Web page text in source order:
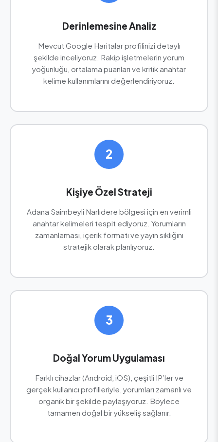
Derinlemesine Analiz
Mevcut Google Haritalar profilinizi detaylı
şekilde inceliyoruz. Rakip işletmelerin yorum
yoğunluğu, ortalama puanları ve kritik anahtar
kelime kullanımlarını değerlendiriyoruz.
2
Kişiye Özel Strateji
Adana Saimbeyli Narlıdere bölgesi için en verimli
anahtar kelimeleri tespit ediyoruz. Yorumların
zamanlaması, içerik formatı ve yayın sıklığını
stratejik olarak planlıyoruz.
3
Doğal Yorum Uygulaması
Farklı cihazlar (Android, iOS), çeşitli IP’ler ve
gerçek kullanıcı profilleriyle, yorumları zamanlı ve
organik bir şekilde paylaşıyoruz. Böylece
tamamen doğal bir yükseliş sağlanır.